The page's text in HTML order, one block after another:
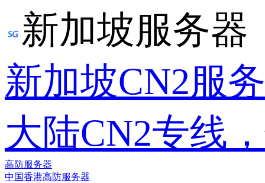
新加坡服务器
新加坡CN2服
大陆CN2专线
高防服务器
中国香港高防服务器